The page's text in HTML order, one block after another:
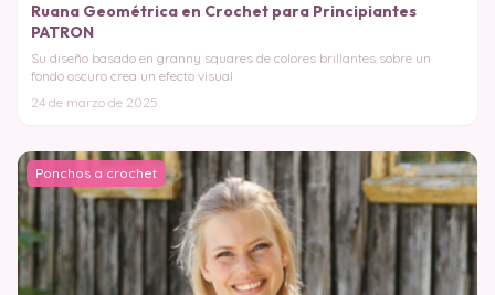
Ruana Geométrica en Crochet para Principiantes
PATRON
Su diseño basado en granny squares de colores brillantes sobre un
fondo oscuro crea un efecto visual
24 de marzo de 2025
Ponchos a crochet